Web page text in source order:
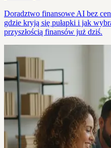
Doradztwo finansowe AI bez
gdzie kryją się pułapki i jak
przyszłością finansów już dziś.